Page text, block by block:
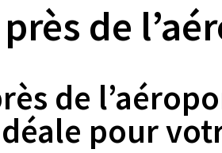
de
de
pour